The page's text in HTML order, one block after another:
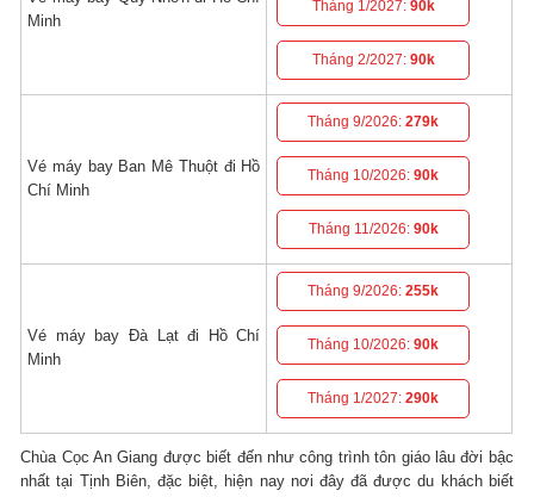
Minh
Tháng 1/2027: 90k
Tháng 2/2027: 90k
Vé máy bay Ban Mê Thuột đi Hồ
Chí Minh
Tháng 9/2026:279k
Tháng 10/2026:90k
Tháng 11/2026: 90k
Vé máy bay Đà Lạt đi Hồ Chí
Minh
Tháng 9/2026:255k
Tháng 10/2026:90k
Tháng 1/2027:290k
Chùa Cọc An Giang được biết đến như công trình tôn giáo lâu đời bậc
nhất tại Tịnh Biên, đặc biệt, hiện nay nơi đây đã được du khách biết